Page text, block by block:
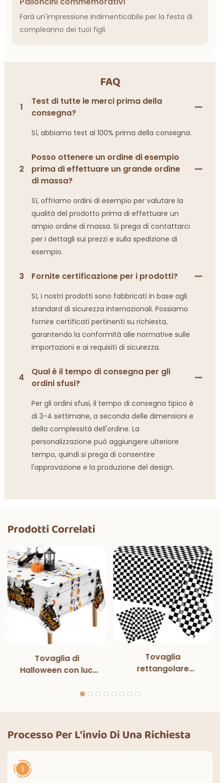
Farà un'impressione indimenticabile per la festa di
compleanno dei tuoi figli.
FAQ
1
Test di tutte le merci prima della
consegna?
Sì, abbiamo test al 100% prima della consegna.
2
Posso ottenere un ordine di esempio
prima di effettuare un grande ordine
di massa?
Sì, offriamo ordini di esempio per valutare la
qualità del prodotto prima di effettuare un
ampio ordine di massa. Si prega di contattarci
per i dettagli sui prezzi e sulla spedizione di
esempio.
3 Fornite certificazione per i prodotti?
Sì, i nostri prodotti sono fabbricati in base agli
standard di sicurezza internazionali. Possiamo
fornire certificati pertinenti su richiesta,
garantendo la conformità alle normative sulle
importazioni e ai requisiti di sicurezza.
4
Qual è il tempo di consegna per gli
ordini sfusi?
Per gli ordini sfusi, il tempo di consegna tipico è
di 3-4 settimane, a seconda delle dimensioni e
della complessità dell'ordine. La
personalizzazione può aggiungere ulteriore
tempo, quindi si prega di consentire
l'approvazione e la produzione del design.
Prodotti Correlati
Tovaglia di
Halloween con luci
decorazioni per
cucina, decorazioni
per la casa
Tovaglia
rettangolare
nero con luci
decorazioni
classiche per interni
Processo Per L'invio Di Una Richiesta